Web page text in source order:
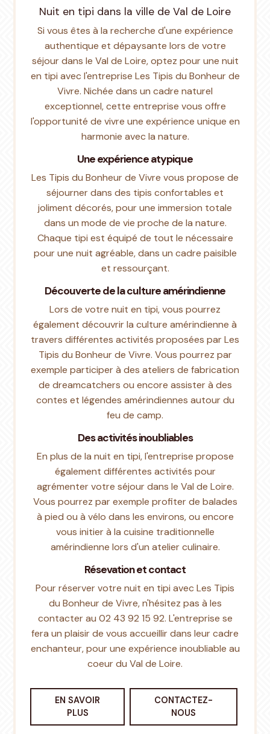
Nuit en tipi dans la ville de Val de Loire
Si vous êtes à la recherche d'une expérience
authentique et dépaysante lors de votre
séjour dans le Val de Loire, optez pour une nuit
en tipi avec l'entreprise Les Tipis du Bonheur de
Vivre. Nichée dans un cadre naturel
exceptionnel, cette entreprise vous offre
l'opportunité de vivre une expérience unique en
harmonie avec la nature.
Une expérience atypique
Les Tipis du Bonheur de Vivre vous propose de
séjourner dans des tipis confortables et
joliment décorés, pour une immersion totale
dans un mode de vie proche de la nature.
Chaque tipi est équipé de tout le nécessaire
pour une nuit agréable, dans un cadre paisible
et ressourçant.
Découverte de la culture amérindienne
Lors de votre nuit en tipi, vous pourrez
également découvrir la culture amérindienne à
travers différentes activités proposées par Les
Tipis du Bonheur de Vivre. Vous pourrez par
exemple participer à des ateliers de fabrication
de dreamcatchers ou encore assister à des
contes et légendes amérindiennes autour du
feu de camp.
Des activités inoubliables
En plus de la nuit en tipi, l'entreprise propose
également différentes activités pour
agrémenter votre séjour dans le Val de Loire.
Vous pourrez par exemple profiter de balades
à pied ou à vélo dans les environs, ou encore
vous initier à la cuisine traditionnelle
amérindienne lors d'un atelier culinaire.
Résevation et contact
Pour réserver votre nuit en tipi avec Les Tipis
du Bonheur de Vivre, n'hésitez pas à les
contacter au 02 43 92 15 92. L'entreprise se
fera un plaisir de vous accueillir dans leur cadre
enchanteur, pour une expérience inoubliable au
coeur du Val de Loire.
EN SAVOIR
PLUS
CONTACTEZ-
NOUS